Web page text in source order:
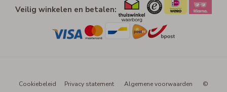
Veilig winkelen en betalen:
Cookiebeleid Privacy statement Algemene voorwaarden
©